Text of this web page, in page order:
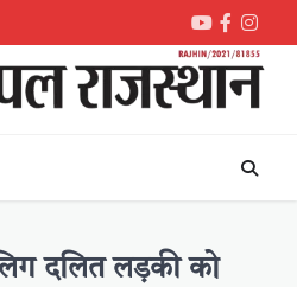
Youtube
दलित लड़की को